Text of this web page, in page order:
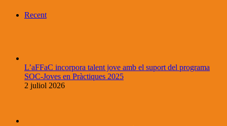
Recent
L’aFFaC incorpora talent jove amb el suport del programa
SOC-Joves en Pràctiques 2025
2 juliol 2026